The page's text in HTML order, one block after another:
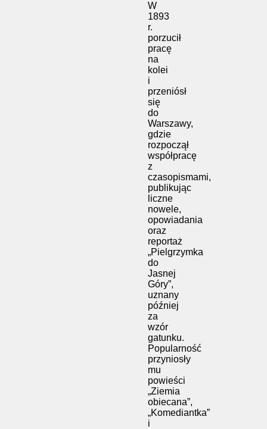
W
1893
r.
porzucił
pracę
na
kolei
i
przeniósł
się
do
Warszawy,
gdzie
rozpoczął
współpracę
z
czasopismami,
publikując
liczne
nowele,
opowiadania
oraz
reportaż
„Pielgrzymka
do
Jasnej
Góry”,
uznany
później
za
wzór
gatunku.
Popularność
przyniosły
mu
powieści
„Ziemia
obiecana”,
„Komediantka”
i